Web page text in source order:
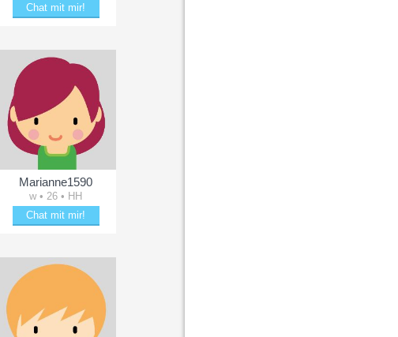
Chat mit mir!
Marianne1590
w • 26 • HH
Chat mit mir!